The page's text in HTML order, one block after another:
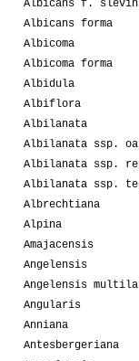
Albicans f.
Albicans forma
Albicoma
Albicoma forma
Albidula
Albiflora
Albilanata
Albilanata ssp.
Albilanata ssp.
Albilanata ssp.
Albrechtiana
Alpina
Amajacensis
Angelensis
Angelensis
Angularis
Anniana
Antesbergeriana